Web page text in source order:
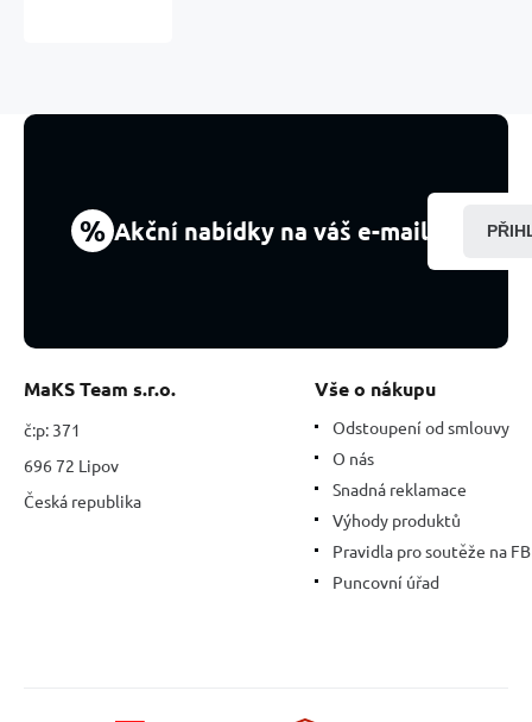
přírodní
mm
1
% Akční nabídky na váš e-mail
MaKS Team s.r.o.
č:p: 371
696 72 Lipov
Česká republika
Vše o nákupu
Odstoupení od smlouvy
O nás
Snadná reklamace
Výhody produktů
Pravidla pro soutěže na FB
Puncovní úřad